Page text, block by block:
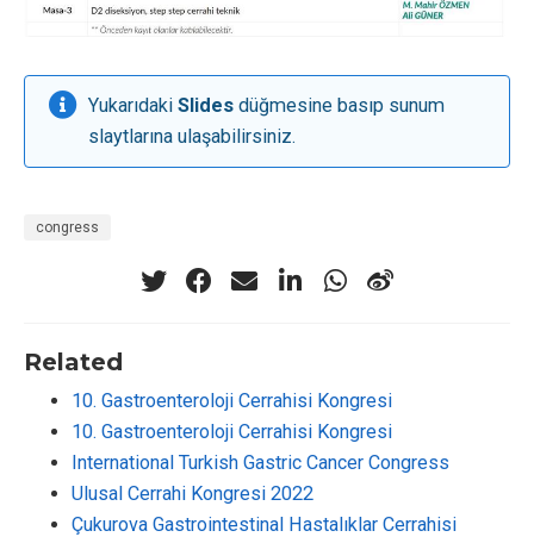
Yukarıdaki Slidesdüğmesine basıp sunum
slaytlarına ulaşabilirsiniz.
congress
Related
10. Gastroenteroloji Cerrahisi Kongresi
10. Gastroenteroloji Cerrahisi Kongresi
International Turkish Gastric Cancer Congress
Ulusal Cerrahi Kongresi 2022
Çukurova Gastrointestinal Hastalıklar Cerrahisi